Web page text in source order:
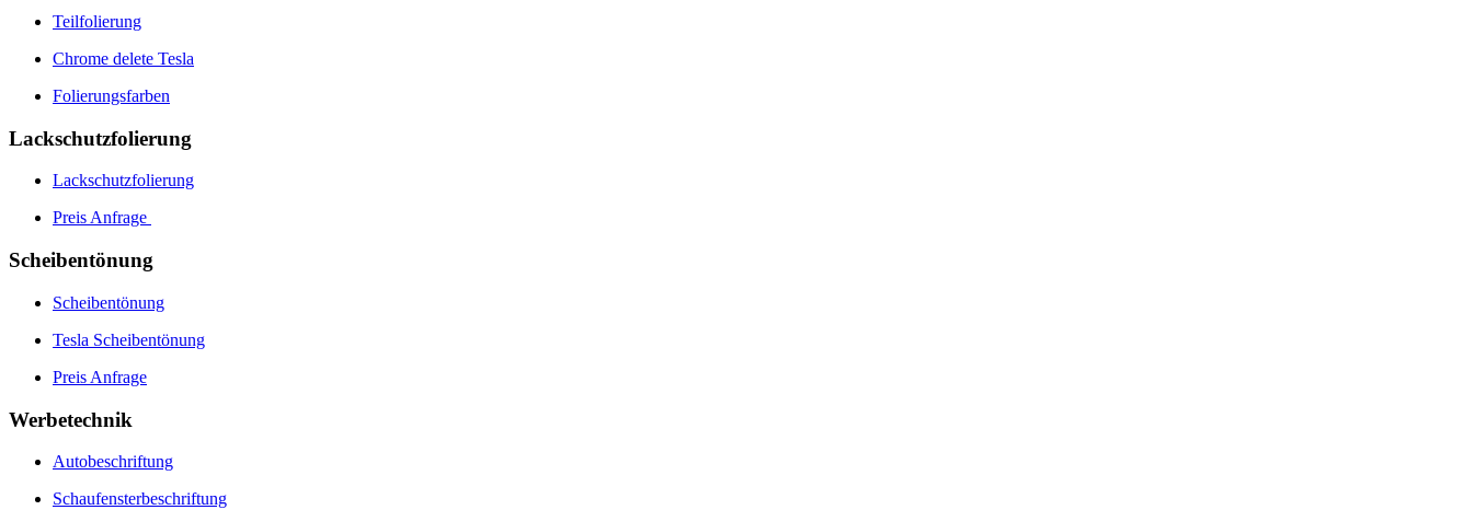
Teilfolierung
Chrome delete Tesla
Folierungsfarben
Lackschutzfolierung
Lackschutzfolierung
Preis Anfrage
Scheibentönung
Scheibentönung
Tesla Scheibentönung
Preis Anfrage
Werbetechnik
Autobeschriftung
Schaufensterbeschriftung